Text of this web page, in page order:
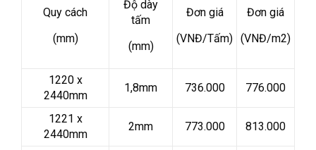
Quy cách
(mm)
Độ dày
tấm
(mm)
Đơn giá
(VNĐ/Tấm)
Đơn giá
(VNĐ/m2)
1220 x
2440mm
1,8mm 736.000 776.000
1221 x
2440mm
2mm 773.000 813.000